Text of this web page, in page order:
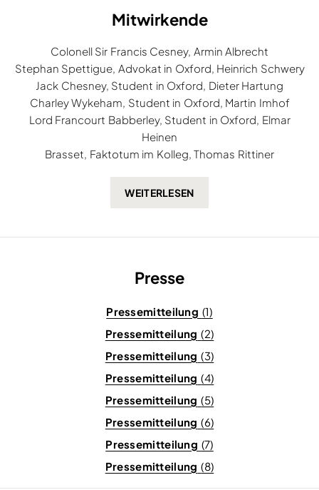
Mitwirkende
Colonell Sir Francis Cesney, Armin Albrecht
Stephan Spettigue, Advokat in Oxford, Heinrich Schwery
Jack Chesney, Student in Oxford, Dieter Hartung
Charley Wykeham, Student in Oxford, Martin Imhof
Lord Francourt Babberley, Student in Oxford, Elmar
Heinen
Brasset, Faktotum im Kolleg, Thomas Rittiner
Presse
Pressemitteilung (1)
Pressemitteilung (2)
Pressemitteilung (3)
Pressemitteilung (4)
Pressemitteilung (5)
Pressemitteilung (6)
Pressemitteilung (7)
Pressemitteilung (8)